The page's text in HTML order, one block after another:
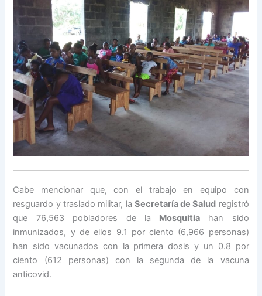
Cabe mencionar que, con el trabajo en equipo con
resguardo y traslado militar, la Secretaría de Salud registró
que 76,563 pobladores de la Mosquitiahan sido
inmunizados, y de ellos 9.1 por ciento (6,966 personas)
han sido vacunados con la primera dosis y un 0.8 por
ciento (612 personas) con la segunda de la vacuna
anticovid.